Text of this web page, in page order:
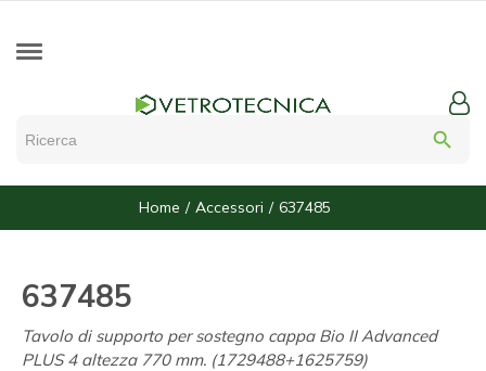
search
Home Accessori 637485
637485
Tavolo di supporto per sostegno cappa Bio II Advanced
PLUS 4 altezza 770 mm. (1729488+1625759)